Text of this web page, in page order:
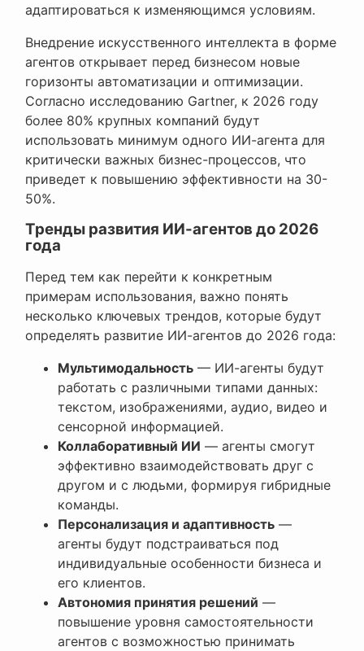
адаптироваться к изменяющимся условиям.
Внедрение искусственного интеллекта в форме
агентов открывает перед бизнесом новые
горизонты автоматизации и оптимизации.
Согласно исследованию Gartner, к 2026 году
более 80% крупных компаний будут
использовать минимум одного ИИ-агента для
критически важных бизнес-процессов, что
приведет к повышению эффективности на 30-
50%.
Тренды развития ИИ-агентов до 2026
года
Перед тем как перейти к конкретным
примерам использования, важно понять
несколько ключевых трендов, которые будут
определять развитие ИИ-агентов до 2026 года:
Мультимодальность — ИИ-агенты будут
работать с различными типами данных:
текстом, изображениями, аудио, видео и
сенсорной информацией.
Коллаборативный ИИ — агенты смогут
эффективно взаимодействовать друг с
другом и с людьми, формируя гибридные
команды.
Персонализация и адаптивность —
агенты будут подстраиваться под
индивидуальные особенности бизнеса и
его клиентов.
Автономия принятия решений —
повышение уровня самостоятельности
агентов с возможностью принимать